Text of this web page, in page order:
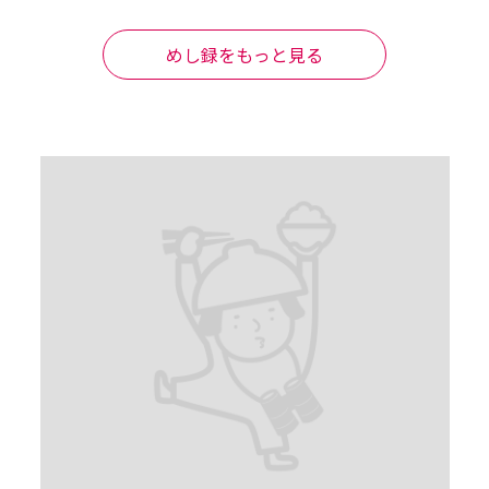
びのピリッとが合って美味しい
通ってるのに身が柔らかく、味が優しい
流れてスカスカになるが、ここのはそんなことなしで美味し
、そら旨いスープで食べたら旨いわな
で明太おにぎりも追加。ご飯は柔らかく握られていてふわふ
めし録をもっと見る